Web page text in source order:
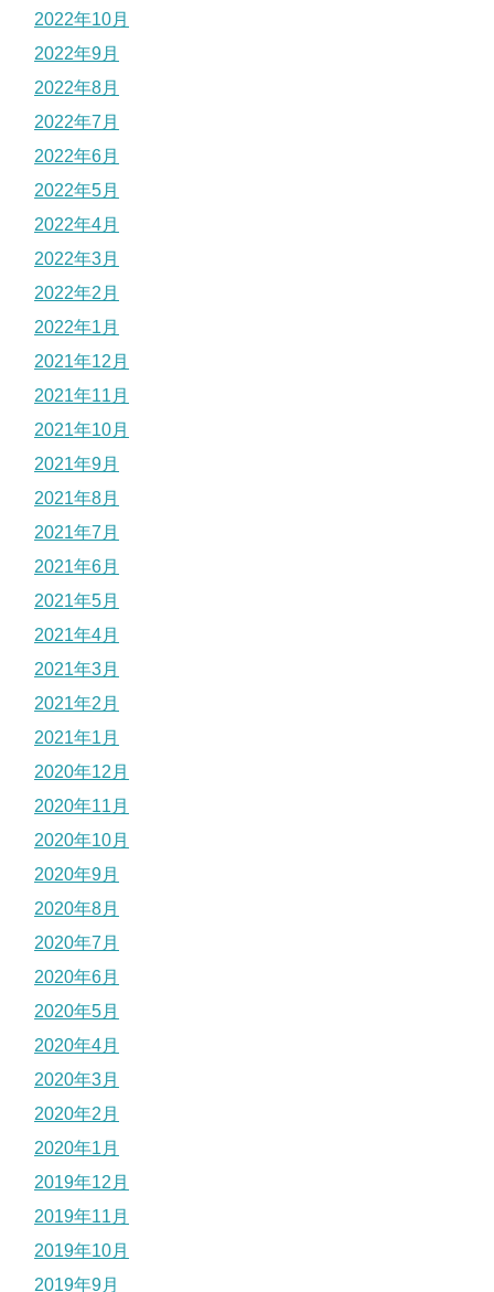
2022年10月
2022年9月
2022年8月
2022年7月
2022年6月
2022年5月
2022年4月
2022年3月
2022年2月
2022年1月
2021年12月
2021年11月
2021年10月
2021年9月
2021年8月
2021年7月
2021年6月
2021年5月
2021年4月
2021年3月
2021年2月
2021年1月
2020年12月
2020年11月
2020年10月
2020年9月
2020年8月
2020年7月
2020年6月
2020年5月
2020年4月
2020年3月
2020年2月
2020年1月
2019年12月
2019年11月
2019年10月
2019年9月